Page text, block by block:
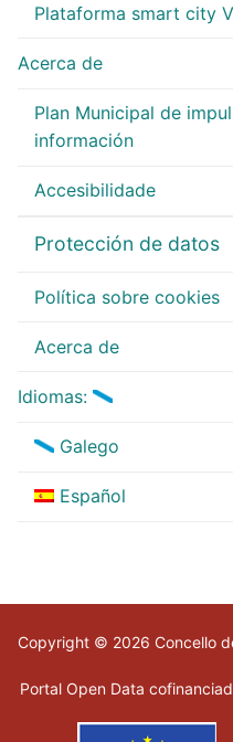
Plataforma smart city
Acerca de
Plan Municipal de
información
Accesibilidade
Protección de datos
Política sobre cookies
Acerca de
Idiomas:
Galego
Español
Copyright © 2026 Concello
Portal Open Data